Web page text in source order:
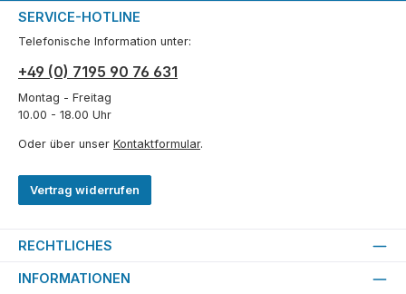
SERVICE-HOTLINE
Telefonische Information unter:
+49 (0) 7195 90 76 631
Montag - Freitag
10.00 - 18.00 Uhr
Oder über unser Kontaktformular.
Vertrag widerrufen
RECHTLICHES
INFORMATIONEN